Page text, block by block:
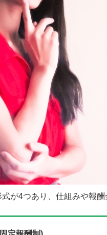
が4つあり、仕組みや報